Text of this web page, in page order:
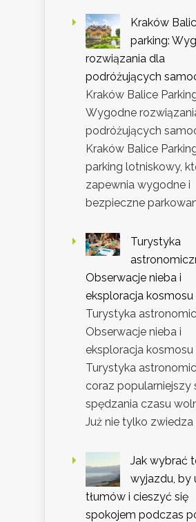
Kraków
parking:
rozwiązania dla
podróżujących
Kraków Balice
Wygodne
podróżujących
Kraków Balice
parking lotniskowy,
zapewnia wygodne i
bezpieczne
Turystyka
Obserwacje nieba i
eksploracja kosmosu
Turystyka
Obserwacje nieba i
eksploracja kosmosu
Turystyka
coraz popularniejszy
spędzania czasu
Już nie tylko zwiedza
Jak wybrać
wyjazdu, by
tłumów i cieszyć się
spokojem podczas